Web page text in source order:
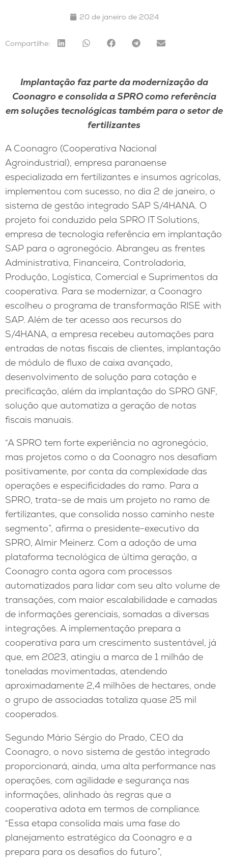
20 de janeiro de 2024
Compartilhe:
Implantação faz parte da modernização da
Coonagro e consolida a SPRO como referência
em soluções tecnológicas também para o setor de
fertilizantes
A Coonagro (Cooperativa Nacional
Agroindustrial), empresa paranaense
especializada em fertilizantes e insumos agrícolas,
implementou com sucesso, no dia 2 de janeiro, o
sistema de gestão integrado SAP S/4HANA. O
projeto foi conduzido pela SPRO IT Solutions,
empresa de tecnologia referência em implantação
SAP para o agronegócio. Abrangeu as frentes
Administrativa, Financeira, Controladoria,
Produção, Logística, Comercial e Suprimentos da
cooperativa. Para se modernizar, a Coonagro
escolheu o programa de transformação RISE with
SAP. Além de ter acesso aos recursos do
S/4HANA, a empresa recebeu automações para
entradas de notas fiscais de clientes, implantação
de módulo de fluxo de caixa avançado,
desenvolvimento de solução para cotação e
precificação, além da implantação do SPRO GNF,
solução que automatiza a geração de notas
fiscais manuais.
“A SPRO tem forte experiência no agronegócio,
mas projetos como o da Coonagro nos desafiam
positivamente, por conta da complexidade das
operações e especificidades do ramo. Para a
SPRO, trata-se de mais um projeto no ramo de
fertilizantes, que consolida nosso caminho neste
segmento”, afirma o presidente-executivo da
SPRO, Almir Meinerz. Com a adoção de uma
plataforma tecnológica de última geração, a
Coonagro conta agora com processos
automatizados para lidar com seu alto volume de
transações, com maior escalabilidade e camadas
de informações gerenciais, somadas a diversas
integrações. A implementação prepara a
cooperativa para um crescimento sustentável, já
que, em 2023, atingiu a marca de 1 milhão de
toneladas movimentadas, atendendo
aproximadamente 2,4 milhões de hectares, onde
o grupo de associadas totaliza quase 25 mil
cooperados.
Segundo Mário Sérgio do Prado, CEO da
Coonagro, o novo sistema de gestão integrado
proporcionará, ainda, uma alta performance nas
operações, com agilidade e segurança nas
informações, alinhado às regras que a
cooperativa adota em termos de compliance.
“Essa etapa consolida mais uma fase do
planejamento estratégico da Coonagro e a
prepara para os desafios do futuro”,